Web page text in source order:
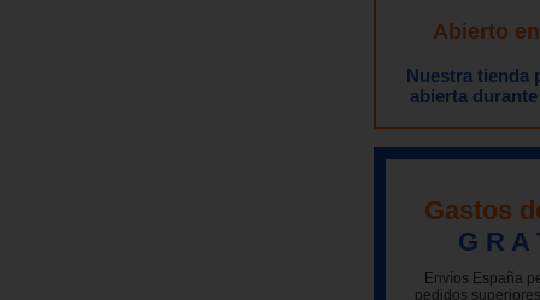
Abierto
Nuestra tienda
abierta
Gastos
G R A
Envíos España
pedidos